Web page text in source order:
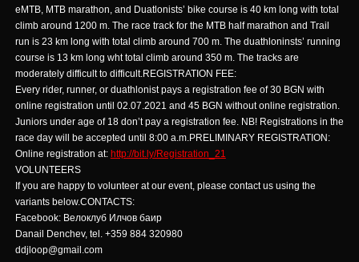
eMTB, MTB marathon, and Duatlonists’ bike course is 40 km long with total
climb around 1200 m. The race track for the MTB half marathon and Trail
run is 23 km long with total climb around 700 m. The duathloninsts’ running
course is 13 km long wht total climb around 350 m. The tracks are
moderately difficult to difficult.REGISTRATION FEE:
Every rider, runner, or duathlonist pays a registration fee of 30 BGN with
online registration until 02.07.2021 and 45 BGN without online registration.
Juniors under age of 18 don’t pay a registration fee. NB! Registrations in the
race day will be accepted until 8:00 a.m.PRELIMINARY REGISTRATION:
Online registration at: http://bit.ly/Registration_21
VOLUNTEERS
If you are happy to volunteer at our event, please contact us using the
variants below.CONTACTS:
Facebook: Велоклуб Илчов баир
Danail Denchev, tel. +359 884 320980
ddjloop@gmail.com